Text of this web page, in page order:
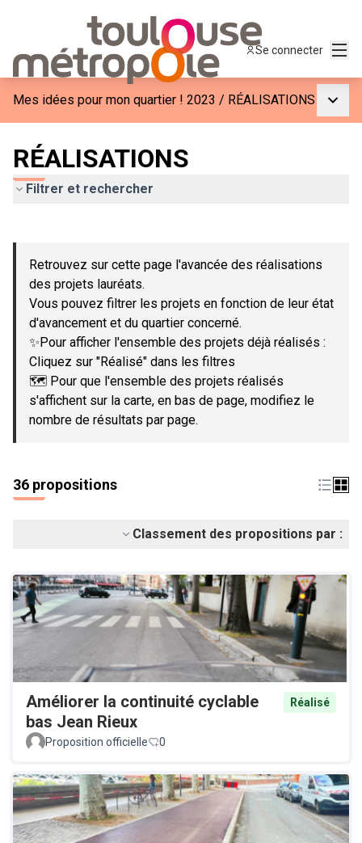
Se connecter
Mes idées pour mon quartier ! 2023 / RÉALISATIONS
RÉALISATIONS
Filtrer et rechercher
−
Retrouvez sur cette page l'avancée des réalisations
des projets lauréats.
Vous pouvez filtrer les projets en fonction de leur état
d'avancement et du quartier concerné.
✨Pour afficher l'ensemble des projets déjà réalisés :
Cliquez sur "Réalisé" dans les filtres
🗺️ Pour que l'ensemble des projets réalisés
s'affichent sur la carte, en bas de page, modifiez le
nombre de résultats par page.
36 propositions
Classement des propositions par :
Améliorer la continuité cyclable
bas Jean Rieux
Réalisé
Proposition officielle 0